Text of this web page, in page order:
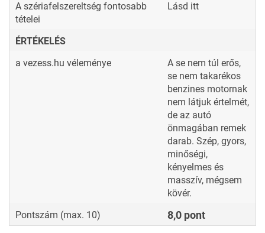
A szériafelszereltség fontosabb
tételei
Lásd itt
ÉRTÉKELÉS
a vezess.hu véleménye
A se nem túl erős,
se nem takarékos
benzines motornak
nem látjuk értelmét,
de az autó
önmagában remek
darab. Szép, gyors,
minőségi,
kényelmes és
masszív, mégsem
kövér.
Pontszám (max. 10)
8,0 pont